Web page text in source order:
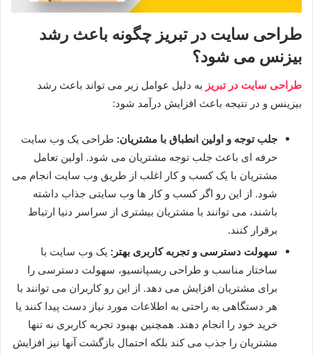
طراحی سایت در تبریز چگونه باعث رشد
بیزنس می شود؟
طراحی سایت در تبریز به دلیل عوامل زیر می تواند باعث رشد
بیزینس و در نتیجه باعث افزایش درآمد شود:
جلب توجه و اولین انطباق با مشتریان: طراحی یک وب ‌سایت
حرفه ‌ای باعث جلب توجه مشتریان می شود. اولین تعامل
مشتریان با یک کسب و کار اغلب از طریق وب ‌سایت انجام می
شود. از این رو اگر کسب و کار ها وب سایتی جذاب داشته
باشند، می توانند با مشتریان بیشتری از سراسر دنیا ارتباط
برقرار کنند.
سهولت دسترسی و تجربه کاربری بهتر : یک وب ‌سایت با
ساختار مناسب و طراحی ریسپانسیو، سهولت دسترسی را
برای مشتریان افزایش می ‌دهد. از این رو کاربران می توانند با
هر دستگاهی به راحتی به اطلاعات مورد نیاز دست پیدا کنند یا
خرید خود را انجام دهند. همچنین بهبود تجربه کاربری نه تنها
مشتریان را جذب می ‌کند بلکه احتمال بازگشت آنها نیز افزایش